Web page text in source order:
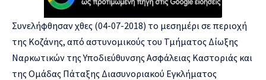
Συνελήφθησαν χθες (04-07-2018) το μεσημέρι σε περιοχή
της Κοζάνης, από αστυνομικούς του Τμήματος Δίωξης
Ναρκωτικών της Υποδιεύθυνσης Ασφάλειας Καστοριάς και
της Ομάδας Πάταξης Διασυνοριακού Εγκλήματος